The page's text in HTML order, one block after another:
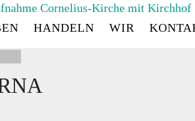
HANDELN WIR